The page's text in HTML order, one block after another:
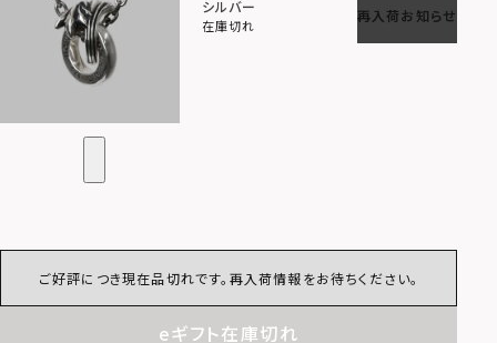
シルバー
在庫切れ
再入荷お知らせ
ご好評につき現在品切れです。再入荷情報をお待ちください。
eギフト在庫切れ